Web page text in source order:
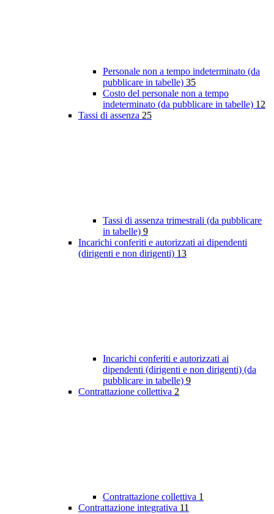
Personale non a tempo indeterminato (da
pubblicare in tabelle) 35
Costo del personale non a tempo
indeterminato (da pubblicare in tabelle) 12
Tassi di assenza 25
Tassi di assenza trimestrali (da pubblicare
in tabelle) 9
Incarichi conferiti e autorizzati ai dipendenti
(dirigenti e non dirigenti) 13
Incarichi conferiti e autorizzati ai
dipendenti (dirigenti e non dirigenti) (da
pubblicare in tabelle) 9
Contrattazione collettiva 2
Contrattazione collettiva 1
Contrattazione integrativa 11